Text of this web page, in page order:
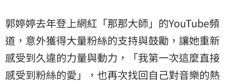
郭婷婷去年登上網紅「那那大師」的YouTube頻
道，意外獲得大量粉絲的支持與鼓勵，讓她重新
感受到久違的力量與動力，「我第一次這麼直接
感受到粉絲的愛」，也再次找回自己對音樂的熱